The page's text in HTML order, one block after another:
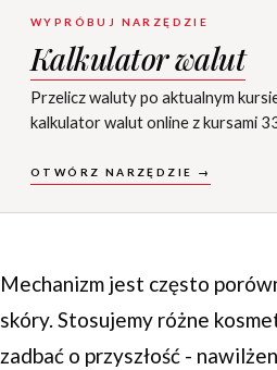
WYPRÓBUJ NARZĘDZIE
Kalkulator walut
Przelicz waluty po aktualnym
kalkulator walut online z kursami
OTWÓRZ NARZĘDZIE →
Mechanizm jest często
skóry. Stosujemy różne
zadbać o przyszłość -